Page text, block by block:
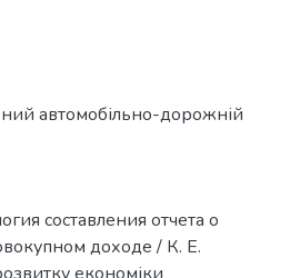
автомобільно-дорожній
составления отчета о
доходе / К. Е.